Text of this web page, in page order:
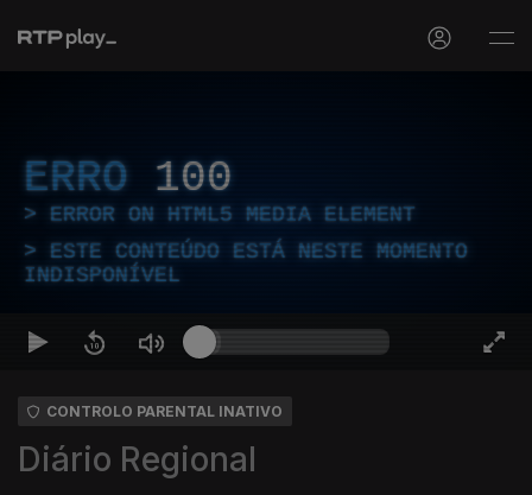
ERRO 100
ERROR ON HTML5 MEDIA ELEMENT
ESTE CONTEÚDO ESTÁ NESTE MOMENTO
INDISPONÍVEL
CONTROLO PARENTAL INATIVO
Diário Regional